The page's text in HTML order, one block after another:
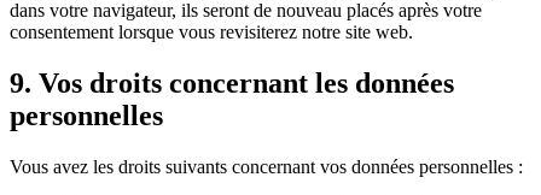
dans votre navigateur, ils seront de nouveau placés après votre
consentement lorsque vous revisiterez notre site web.
9. Vos droits concernant les données
personnelles
Vous avez les droits suivants concernant vos données personnelles :